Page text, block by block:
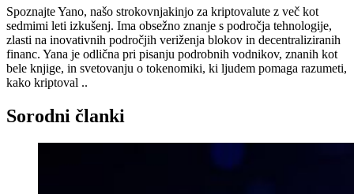
Spoznajte Yano, našo strokovnjakinjo za kriptovalute z več kot
sedmimi leti izkušenj. Ima obsežno znanje s področja tehnologije,
zlasti na inovativnih področjih veriženja blokov in decentraliziranih
financ. Yana je odlična pri pisanju podrobnih vodnikov, znanih kot
bele knjige, in svetovanju o tokenomiki, ki ljudem pomaga razumeti,
kako kriptoval ..
Sorodni članki